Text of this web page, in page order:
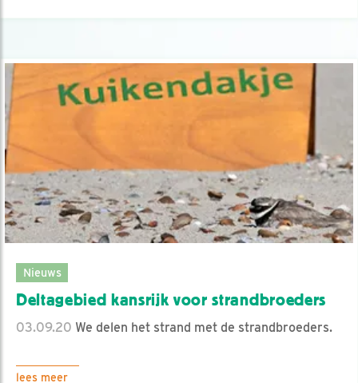
Nieuws
Deltagebied kansrijk voor strandbroeders
03.09.20 We delen het strand met de strandbroeders.
lees meer